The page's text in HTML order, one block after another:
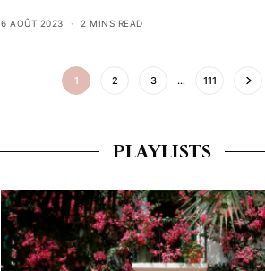
6 AOÛT 2023 2 MINS READ
1 2 3 … 111
PLAYLISTS